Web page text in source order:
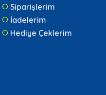
Siparişlerim
İadelerim
Hediye Çeklerim